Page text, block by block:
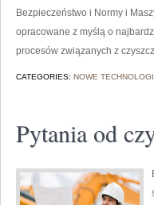
Bezpieczeństwo i Normy i
opracowane z myślą o
procesów związanych z
CATEGORIES: NOWE
Pytania od